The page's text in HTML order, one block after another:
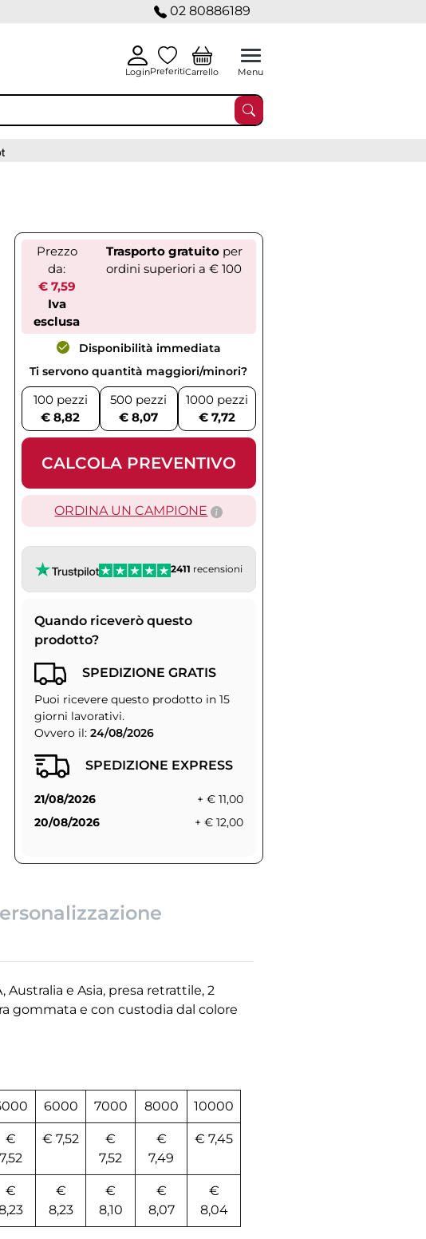
02 80886189
LoginPreferitiCarrello Menu
Prezzo
da:
€ 7,59
Iva
esclusa
Trasporto gratuitoper
ordini superiori a € 100
Disponibilità immediata
Ti servono quantità maggiori/minori?
100 pezzi
€ 8,82
500 pezzi
€ 8,07
1000 pezzi
€ 7,72
CALCOLA PREVENTIVO
ORDINA UN CAMPIONE
2411 recensioni
Quando riceverò questo
prodotto?
SPEDIZIONE GRATIS
Puoi ricevere questo prodotto in 15
giorni lavorativi.
Ovvero il: 24/08/2026
SPEDIZIONE EXPRESS
21/08/2026
+ € 11,00
20/08/2026
+ € 12,00
Australia e Asia, presa retrattile, 2
gommata e con custodia dal colore
6000 7000 8000 10000
€
7,52
€ 7,52
€
7,52
€
7,49
€ 7,45
€
€
8,23
€
8,10
€
8,07
€
8,04